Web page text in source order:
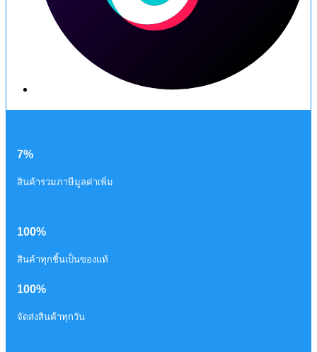
7%
สินค้ารวมภาษีมูลค่าเพิ่ม
100%
สินค้าทุกชิ้นเป็นของแท้
100%
จัดส่งสินค้าทุกวัน